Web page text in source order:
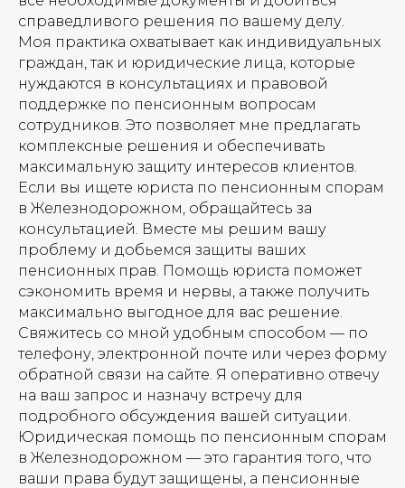
справедливого решения по вашему делу.
Моя практика охватывает как индивидуальных
граждан, так и юридические лица, которые
нуждаются в консультациях и правовой
поддержке по пенсионным вопросам
сотрудников. Это позволяет мне предлагать
комплексные решения и обеспечивать
максимальную защиту интересов клиентов.
Если вы ищете юриста по пенсионным спорам
в Железнодорожном, обращайтесь за
консультацией. Вместе мы решим вашу
проблему и добьемся защиты ваших
пенсионных прав. Помощь юриста поможет
сэкономить время и нервы, а также получить
максимально выгодное для вас решение.
Свяжитесь со мной удобным способом — по
телефону, электронной почте или через форму
обратной связи на сайте. Я оперативно отвечу
на ваш запрос и назначу встречу для
подробного обсуждения вашей ситуации.
Юридическая помощь по пенсионным спорам
в Железнодорожном — это гарантия того, что
ваши права будут защищены, а пенсионные